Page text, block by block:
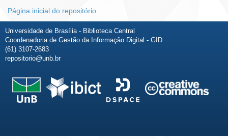
Página inicial do repositório
Universidade de Brasília - Biblioteca Central
Coordenadoria de Gestão da Informação Digital - GID
(61) 3107-2683
repositorio@unb.br